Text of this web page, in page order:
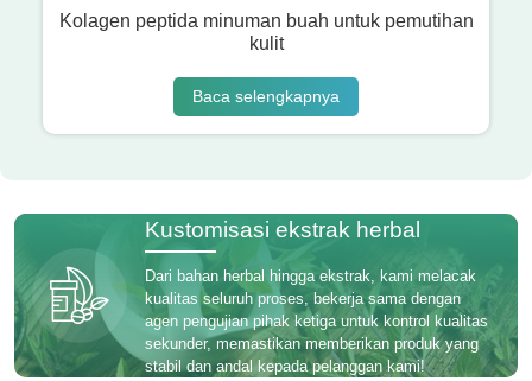
Kolagen peptida minuman buah untuk pemutihan
kulit
Baca selengkapnya
Kustomisasi ekstrak herbal
Dari bahan herbal hingga ekstrak, kami melacak
kualitas seluruh proses, bekerja sama dengan
agen pengujian pihak ketiga untuk kontrol kualitas
sekunder, memastikan memberikan produk yang
stabil dan andal kepada pelanggan kami!